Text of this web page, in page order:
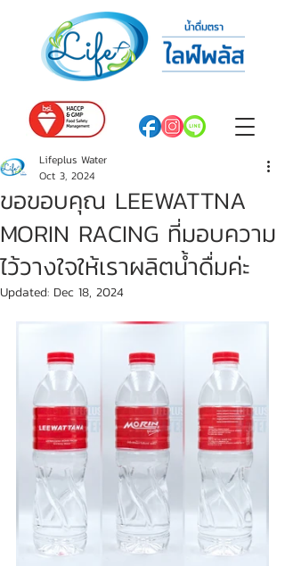
ขอขอบคุณ LEEWATTNA
MORIN RACING ที่มอบความ
ไว้วางใจให้เราผลิตน้ำดื่มค่ะ
Lifeplus Water
Oct 3, 2024
Updated: Dec 18, 2024